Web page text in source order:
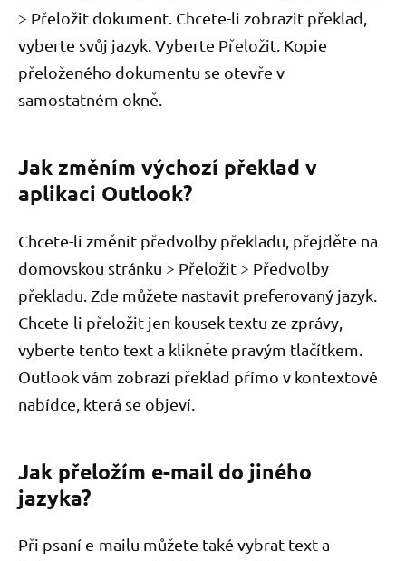
> Přeložit dokument. Chcete-li zobrazit překlad,
vyberte svůj jazyk. Vyberte Přeložit. Kopie
přeloženého dokumentu se otevře v
samostatném okně.
Jak změním výchozí překlad v
aplikaci Outlook?
Chcete-li změnit předvolby překladu, přejděte na
domovskou stránku > Přeložit > Předvolby
překladu. Zde můžete nastavit preferovaný jazyk.
Chcete-li přeložit jen kousek textu ze zprávy,
vyberte tento text a klikněte pravým tlačítkem.
Outlook vám zobrazí překlad přímo v kontextové
nabídce, která se objeví.
Jak přeložím e-mail do jiného
jazyka?
Při psaní e-mailu můžete také vybrat text a